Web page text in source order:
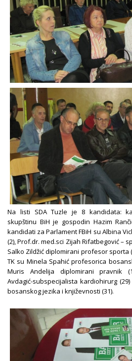
Na listi SDA Tuzle je 8 kandidata:
skupštinu BiH je gospodin Hazim
kandidati za Parlament FBiH su Albina
(2), Prof.dr. med.sci Zijah Rifatbegović –
Salko Zildžić diplomirani profesor sporta
TK su Minela Spahić profesorica
Muris Andelija diplomirani pravnik
Avdagić-subspecijalista kardiohirurg
bosanskog jezika i književnosti (31).